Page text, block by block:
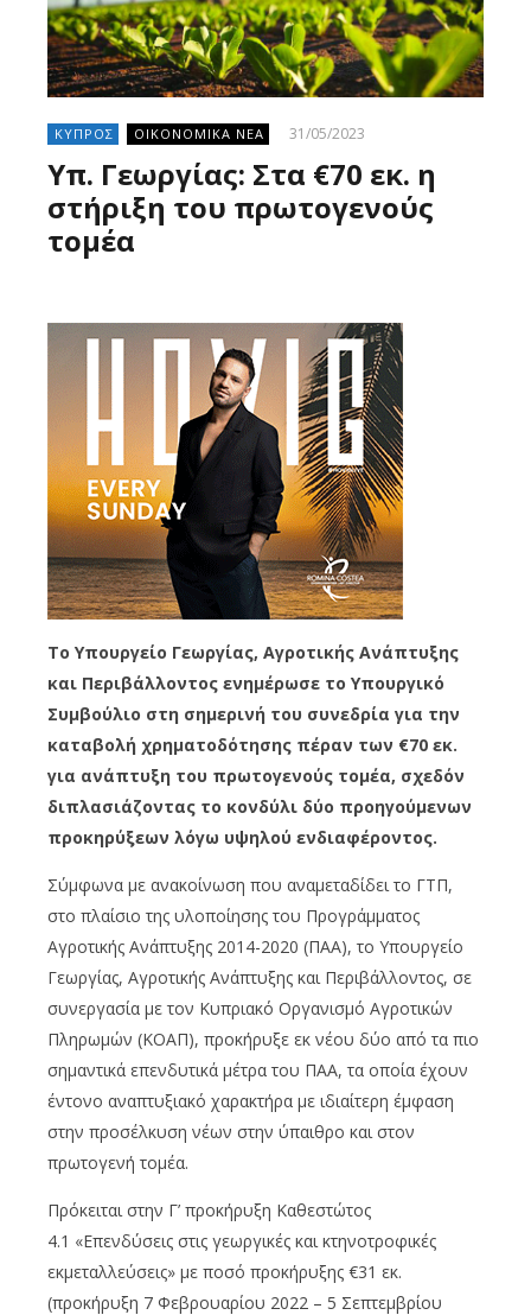
ΚΥΠΡΟΣ ΟΙΚΟΝΟΜΙΚΑ ΝΕΑ 31/05/2023
Υπ. Γεωργίας: Στα €70 εκ. η
στήριξη του πρωτογενούς
τομέα
Το Υπουργείο Γεωργίας, Αγροτικής Ανάπτυξης
και Περιβάλλοντος ενημέρωσε το Υπουργικό
Συμβούλιο στη σημερινή του συνεδρία για την
καταβολή χρηματοδότησης πέραν των €70 εκ.
για ανάπτυξη του πρωτογενούς τομέα, σχεδόν
διπλασιάζοντας το κονδύλι δύο προηγούμενων
προκηρύξεων λόγω υψηλού ενδιαφέροντος.
Σύμφωνα με ανακοίνωση που αναμεταδίδει το ΓΤΠ,
στο πλαίσιο της υλοποίησης του Προγράμματος
Αγροτικής Ανάπτυξης 2014-2020 (ΠΑΑ), το Υπουργείο
Γεωργίας, Αγροτικής Ανάπτυξης και Περιβάλλοντος, σε
συνεργασία με τον Κυπριακό Οργανισμό Αγροτικών
Πληρωμών (ΚΟΑΠ), προκήρυξε εκ νέου δύο από τα πιο
σημαντικά επενδυτικά μέτρα του ΠΑΑ, τα οποία έχουν
έντονο αναπτυξιακό χαρακτήρα με ιδιαίτερη έμφαση
στην προσέλκυση νέων στην ύπαιθρο και στον
πρωτογενή τομέα.
Πρόκειται στην Γ’ προκήρυξη Καθεστώτος
4.1 «Επενδύσεις στις γεωργικές και κτηνοτροφικές
εκμεταλλεύσεις» με ποσό προκήρυξης €31 εκ.
(προκήρυξη 7 Φεβρουαρίου 2022 – 5 Σεπτεμβρίου